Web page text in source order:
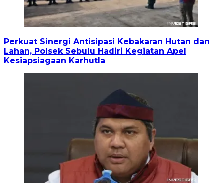
Perkuat Sinergi Antisipasi Kebakaran Hutan dan
Lahan, Polsek Sebulu Hadiri Kegiatan Apel
Kesiapsiagaan Karhutla